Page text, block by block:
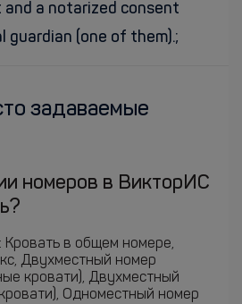
a notarized consent
guardian (one of them).;
задаваемые
номеров в ВикторИС
Кровать в общем номере,
Двухместный номер
кровати), Двухместный
Одноместный номер